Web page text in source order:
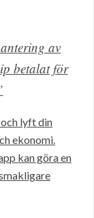
av
betalat för
lyft din
ekonomi.
kan göra en